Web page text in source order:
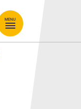
MENU